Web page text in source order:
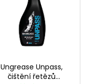
Ungrease Unpass,
čištění řetězů